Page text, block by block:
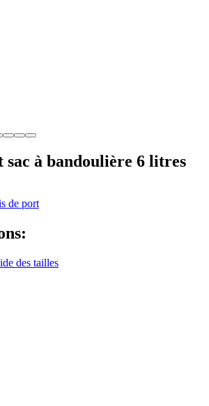
sac à bandoulière 6 litres
de port
des tailles